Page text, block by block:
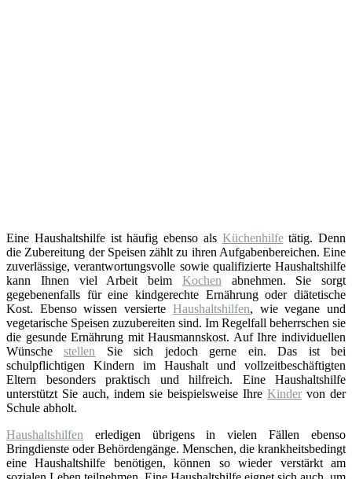
Eine Haushaltshilfe ist häufig ebenso als Küchenhilfetätig. Denn
die Zubereitung der Speisen zählt zu ihren Aufgabenbereichen. Eine
zuverlässige, verantwortungsvolle sowie qualifizierte Haushaltshilfe
kann Ihnen viel Arbeit beim Kochen abnehmen. Sie sorgt
gegebenenfalls für eine kindgerechte Ernährung oder diätetische
Kost. Ebenso wissen versierte Haushaltshilfen, wie vegane und
vegetarische Speisen zuzubereiten sind. Im Regelfall beherrschen sie
die gesunde Ernährung mit Hausmannskost. Auf Ihre individuellen
Wünschestellen Sie sich jedoch gerne ein. Das ist bei
schulpflichtigen Kindern im Haushalt und vollzeitbeschäftigten
Eltern besonders praktisch und hilfreich. Eine Haushaltshilfe
unterstützt Sie auch, indem sie beispielsweise Ihre Kinder von der
Schule abholt.
Haushaltshilfen erledigen übrigens in vielen Fällen ebenso
Bringdienste oder Behördengänge. Menschen, die krankheitsbedingt
eine Haushaltshilfe benötigen, können so wieder verstärkt am